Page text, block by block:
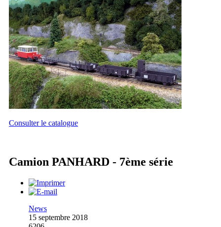
Consulter le catalogue
Camion PANHARD - 7ème série
News
15 septembre 2018